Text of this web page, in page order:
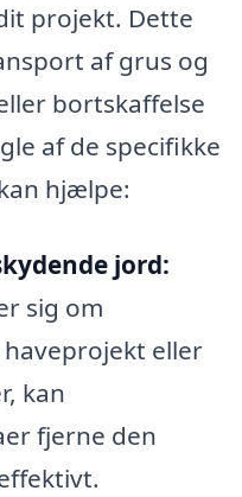
projekt. Dette
af grus og
bortskaffelse
af de specifikke
hjælpe:
jord:
sig om
eller
kan
fjerne den